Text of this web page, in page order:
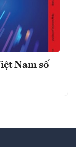
Nam số